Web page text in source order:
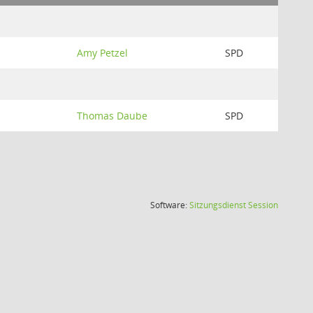
Amy Petzel SPD
Thomas Daube SPD
Software:SitzungsdienstSession(Wird in